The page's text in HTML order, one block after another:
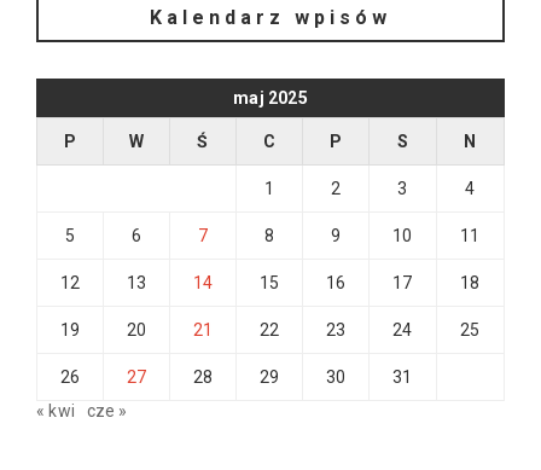
Kalendarz wpisów
maj 2025
P W Ś C P S N
1 2 3 4
5 6 7 8 9 10 11
12 13 14 15 16 17 18
19 20 21 22 23 24 25
26 27 28 29 30
31
« kwi
cze »